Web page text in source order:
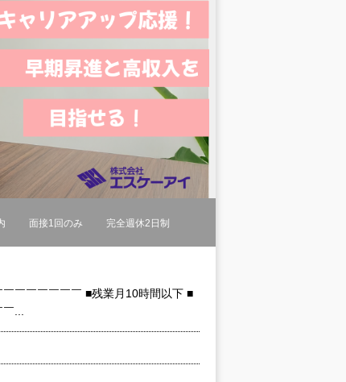
面接1回のみ 完全週休2日制
￣￣￣￣￣￣ ■残業月10時間以下 ■
￣...